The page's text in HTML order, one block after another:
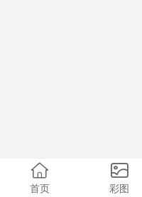
首页 彩图